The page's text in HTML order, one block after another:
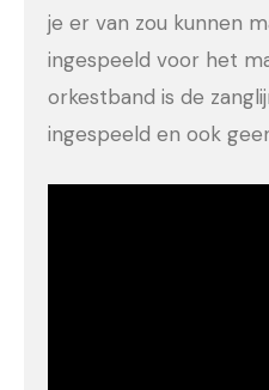
je er van zou kunnen
ingespeeld voor het
orkestband is de
ingespeeld en ook